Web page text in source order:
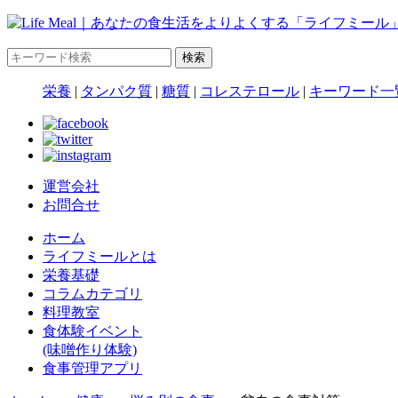
栄養 | タンパク質 | 糖質 | コレステロール | キーワード一
運営会社
お問合せ
ホーム
ライフミールとは
栄養基礎
コラムカテゴリ
料理教室
食体験イベント
(味噌作り体験)
食事管理アプリ